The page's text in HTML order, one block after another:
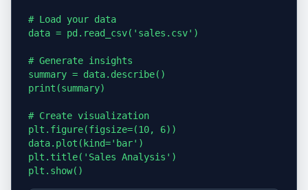
# Load your data
data = pd.read_csv('sales.csv')
# Generate insights
summary = data.describe()
print(summary)
# Create visualization
plt.figure(figsize=(10, 6))
data.plot(kind='bar')
plt.title('Sales Analysis')
plt.show()